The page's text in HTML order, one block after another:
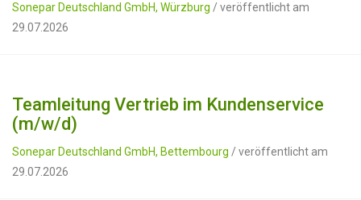
Sonepar Deutschland GmbH, Würzburg / veröffentlicht am
29.07.2026
Teamleitung Vertrieb im Kundenservice
(m/w/d)
Sonepar Deutschland GmbH, Bettembourg / veröffentlicht am
29.07.2026